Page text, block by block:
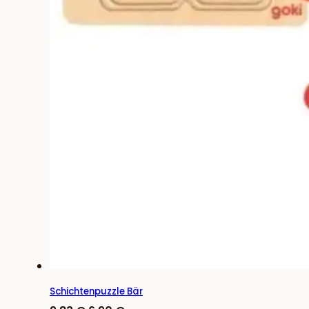
Schichtenpuzzle Bär